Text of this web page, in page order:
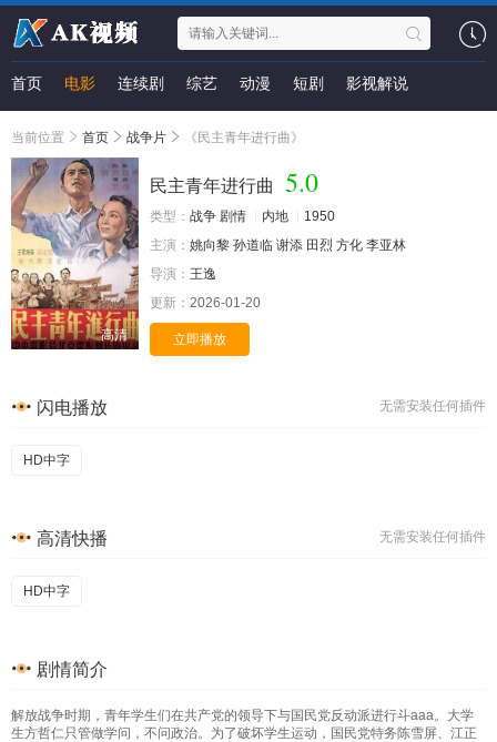
首页 电影 连续剧 综艺 动漫 短剧 影视解说
当前位置 首页 战争片 《民主青年进行曲》
高清
民主青年进行曲 5.0
类型： 战争 剧情 内地
1950
主演： 姚向黎 孙道临 谢添 田烈 方化 李亚林
导演： 王逸
更新： 2026-01-20
立即播放
无需安装任何插件
闪电播放
HD中字
无需安装任何插件
高清快播
HD中字
剧情简介
解放战争时期，青年学生们在共产党的领导下与国民党反动派进行斗aaa。大学
生方哲仁只管做学问，不问政治。为了破坏学生运动，国民党特务陈雪屏、江正